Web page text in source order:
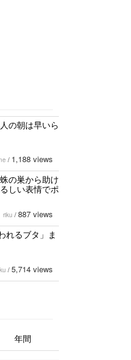
の朝は早いら
/ 1,188 views
の巣から助け
しい表情でポ
riku / 887 views
れるブタ」ま
/ 5,714 views
年間